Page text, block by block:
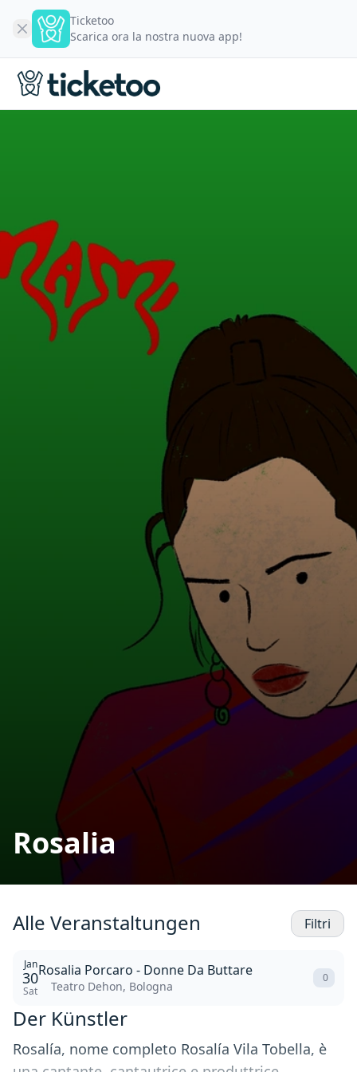
Ticketoo
Scarica ora la nostra nuova app!
Rosalia
Alle Veranstaltungen Filtri
Jan
30
Sat
Rosalia Porcaro - Donne Da Buttare
Teatro Dehon, Bologna
0
Der Künstler
Rosalía, nome completo Rosalía Vila Tobella, è